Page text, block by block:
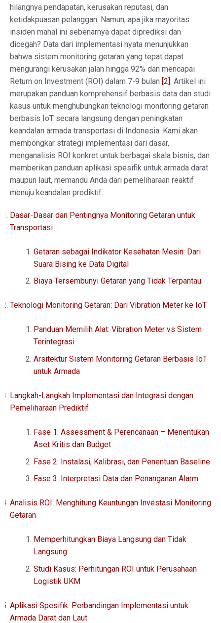
hilangnya pendapatan, kerusakan reputasi, dan
ketidakpuasan pelanggan. Namun, apa jika mayoritas
insiden mahal ini sebenarnya dapat diprediksi dan
dicegah? Data dari implementasi nyata menunjukkan
bahwa sistem monitoring getaran yang tepat dapat
mengurangi kerusakan jalan hingga 92% dan mencapai
Return on Investment (ROI) dalam 7-9 bulan [2]. Artikel ini
merupakan panduan komprehensif berbasis data dan studi
kasus untuk menghubungkan teknologi monitoring getaran
berbasis IoT secara langsung dengan peningkatan
keandalan armada transportasi di Indonesia. Kami akan
membongkar strategi implementasi dari dasar,
menganalisis ROI konkret untuk berbagai skala bisnis, dan
memberikan panduan aplikasi spesifik untuk armada darat
maupun laut, memandu Anda dari pemeliharaan reaktif
menuju keandalan prediktif.
Dasar-Dasar dan Pentingnya Monitoring Getaran untuk
Transportasi
Getaran sebagai Indikator Kesehatan Mesin: Dari
Suara Bising ke Data Digital
Biaya Tersembunyi Getaran yang Tidak Terpantau
Teknologi Monitoring Getaran: Dari Vibration Meter ke IoT
Panduan Memilih Alat: Vibration Meter vs Sistem
Terintegrasi
Arsitektur Sistem Monitoring Getaran Berbasis IoT
untuk Armada
Langkah-Langkah Implementasi dan Integrasi dengan
Pemeliharaan Prediktif
Fase 1: Assessment & Perencanaan – Menentukan
Aset Kritis dan Budget
Fase 2: Instalasi, Kalibrasi, dan Penentuan Baseline
Fase 3: Interpretasi Data dan Penanganan Alarm
Analisis ROI: Menghitung Keuntungan Investasi Monitoring
Getaran
Memperhitungkan Biaya Langsung dan Tidak
Langsung
Studi Kasus: Perhitungan ROI untuk Perusahaan
Logistik UKM
Aplikasi Spesifik: Perbandingan Implementasi untuk
Armada Darat dan Laut